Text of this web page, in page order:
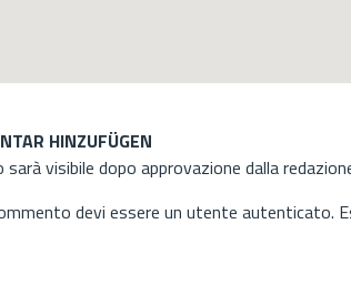
HINZUFÜGEN
visibile dopo approvazione dalla
devi essere un utente autenticato.